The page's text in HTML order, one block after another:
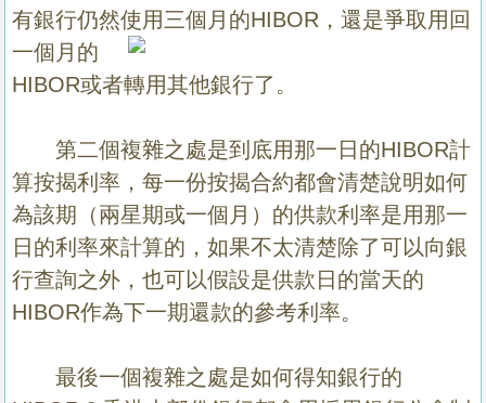
有銀行仍然使用三個月的HIBOR， 還是爭取用回
一個月的
HIBOR或者轉用其他銀行了。
第二個複雜之處是到底用那一日的HIBOR計
算按揭利率，每一份按揭合約都會清楚說明如何
為該期（兩星期或一個月）的供款利率是用那一
日的利率來計算的，如果不太清楚除了可以向銀
行查詢之外，也可以假設是供款日的當天的
HIBOR作為下一期還款的參考利率。
最後一個複雜之處是如何得知銀行的